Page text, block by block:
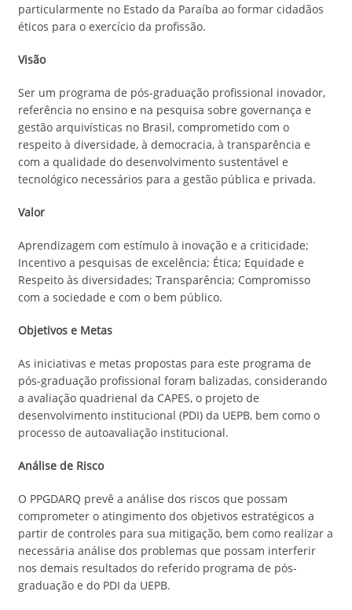
particularmente no Estado da Paraíba ao formar cidadãos
éticos para o exercício da profissão.
Visão
Ser um programa de pós-graduação profissional inovador,
referência no ensino e na pesquisa sobre governança e
gestão arquivísticas no Brasil, comprometido com o
respeito à diversidade, à democracia, à transparência e
com a qualidade do desenvolvimento sustentável e
tecnológico necessários para a gestão pública e privada.
Valor
Aprendizagem com estímulo à inovação e a criticidade;
Incentivo a pesquisas de excelência; Ética; Equidade e
Respeito às diversidades; Transparência; Compromisso
com a sociedade e com o bem público.
Objetivos e Metas
As iniciativas e metas propostas para este programa de
pós-graduação profissional foram balizadas, considerando
a avaliação quadrienal da CAPES, o projeto de
desenvolvimento institucional (PDI) da UEPB, bem como o
processo de autoavaliação institucional.
Análise de Risco
O PPGDARQ prevê a análise dos riscos que possam
comprometer o atingimento dos objetivos estratégicos a
partir de controles para sua mitigação, bem como realizar a
necessária análise dos problemas que possam interferir
nos demais resultados do referido programa de pós-
graduação e do PDI da UEPB.